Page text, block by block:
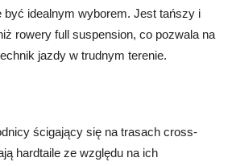
być idealnym wyborem. Jest tańszy i
rowery full suspension, co pozwala na
jazdy w trudnym terenie.
ścigający się na trasach cross-
hardtaile ze względu na ich